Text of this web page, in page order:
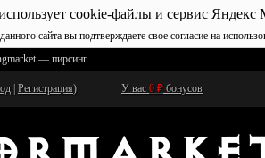
cookie-файлы и сервис Яндекс
сайта вы подтверждаете свое согласие на
— пирсинг
Регистрация) У вас 0 ₽ бонусов